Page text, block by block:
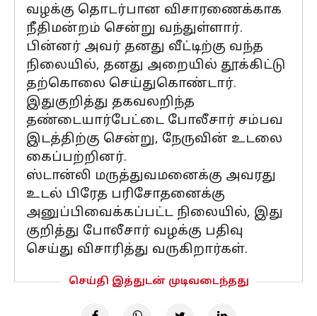
வழக்கு தொடர்பான விசாரணைக்காக
நீதிமன்றம் சென்று வந்துள்ளார்.
பின்னர் அவர் தனது வீட்டிற்கு வந்த
நிலையில், தனது அறையில் தூக்கிட்டு
தற்கொலை செய்துகொண்டார்.
இதுகுறித்து தகவலறிந்த
தண்டையார்பேட்டை போலீசார் சம்பவ
இடத்திற்கு சென்று, நேருவின் உடலை
கைப்பற்றினர்.
ஸ்டான்லி மருத்துவமனைக்கு அவரது
உடல் பிரேத பரிசோதனைக்கு
அனுப்பிவைக்கப்பட்ட நிலையில், இது
குறித்து போலீசார் வழக்கு பதிவு
செய்து விசாரித்து வருகிறார்கள்.
செய்தி இத்துடன் முடிவடைந்தது